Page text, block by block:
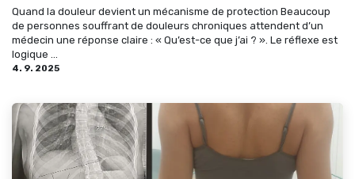
Quand la douleur devient un mécanisme de protection Beaucoup
de personnes souffrant de douleurs chroniques attendent d’un
médecin une réponse claire : « Qu’est-ce que j’ai ? ». Le réflexe est
logique ...
4. 9. 2025